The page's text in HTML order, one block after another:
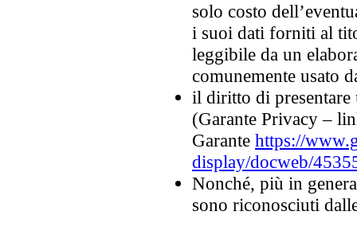
solo costo
i suoi dati forniti al
leggibile da un
comunemente usato
il diritto di
(Garante Privacy –
Garante https://
display/docweb/
Nonché, più in
sono riconosciuti